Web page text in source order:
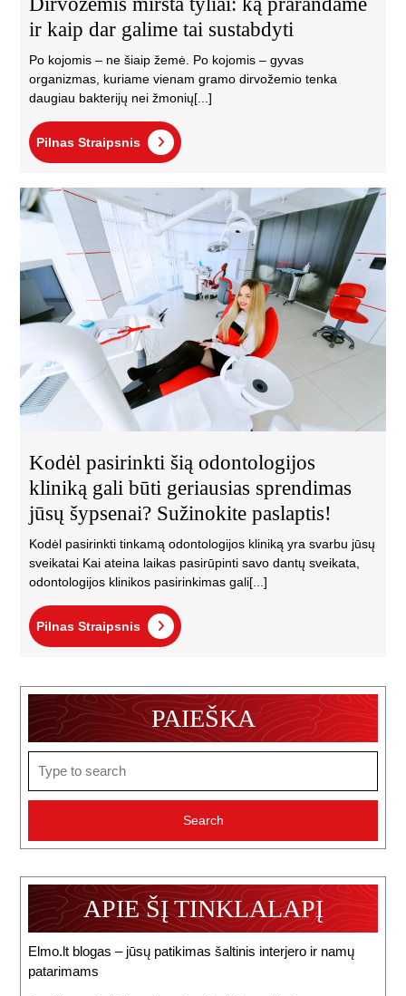
ir kaip dar galime tai sustabdyti
Po kojomis – ne šiaip žemė. Po kojomis – gyvas
organizmas, kuriame vienam gramo dirvožemio tenka
daugiau bakterijų nei žmonių[...]
Pilnas Straipsnis
Pilnas
Straipsnis
būti
Kodėl pasirinkti šią odontologijos
kliniką gali būti geriausias sprendimas
jūsų šypsenai? Sužinokite paslaptis!
Kodėl pasirinkti tinkamą odontologijos kliniką yra svarbu jūsų
sveikatai Kai ateina laikas pasirūpinti savo dantų sveikata,
odontologijos klinikos pasirinkimas gali[...]
Pilnas Straipsnis
Pilnas
Straipsnis
PAIEŠKA
for:
APIE ŠĮ TINKLALAPĮ
Elmo.lt blogas – jūsų patikimas šaltinis interjero ir namų
patarimams